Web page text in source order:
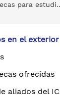
Becas para
en el exterior
ofrecidas
aliados del